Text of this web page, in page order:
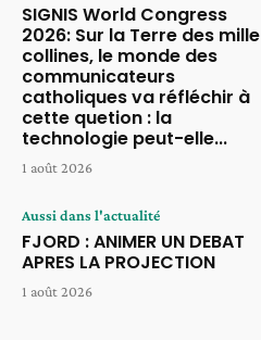
SIGNIS World Congress
2026: Sur la Terre des mille
collines, le monde des
communicateurs
catholiques va réfléchir à
cette quetion : la
technologie peut-elle...
1 août 2026
Aussi dans l'actualité
FJORD : ANIMER UN DEBAT
APRES LA PROJECTION
1 août 2026